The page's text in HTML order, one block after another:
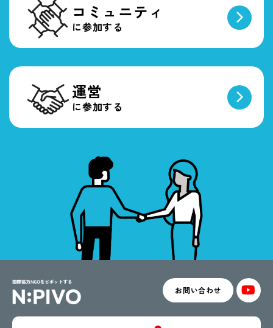
コミュニティ
に参加する
運営
に参加する
お問い合わせ